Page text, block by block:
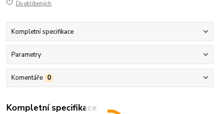
Do oblíbených
Kompletní specifikace
Parametry
Komentáře 0
Kompletní specifikace